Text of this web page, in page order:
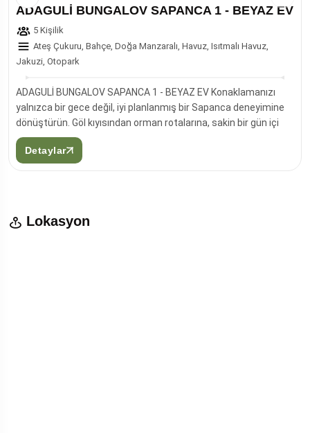
ADAGULİ BUNGALOV SAPANCA 1 - BEYAZ EV
5 Kişilik
Ateş Çukuru, Bahçe, Doğa Manzaralı, Havuz, Isıtmalı Havuz,
Jakuzi, Otopark
ADAGULİ BUNGALOV SAPANCA 1 - BEYAZ EV Konaklamanızı
yalnızca bir gece değil, iyi planlanmış bir Sapanca deneyimine
dönüştürün. Göl kıyısından orman rotalarına, sakin bir gün içi
Detaylar
Lokasyon